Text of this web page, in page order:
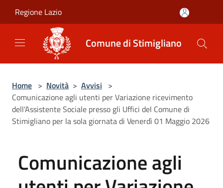
Regione Lazio
Comune di Stimigliano
Home > Novità > Avvisi >
Comunicazione agli utenti per Variazione ricevimento
dell'Assistente Sociale presso gli Uffici del Comune di
Stimigliano per la sola giornata di Venerdì 01 Maggio 2026
Comunicazione agli